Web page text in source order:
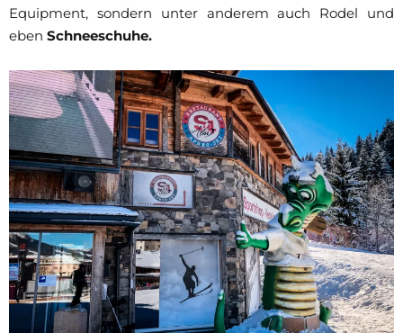
Equipment, sondern unter anderem auch Rodel und
eben Schneeschuhe.